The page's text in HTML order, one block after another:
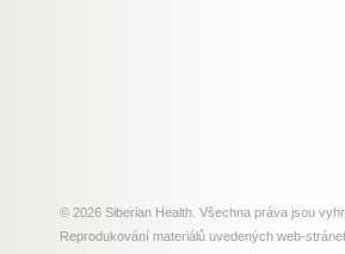
© 2026 Siberian Health. Všechna práva jsou
Reprodukování materiálů uvedených web-